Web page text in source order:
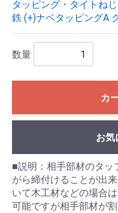
タッピング・タイトね
鉄 (+)ナベタッピングA
数量
カ
お気
■説明：相手部材のタッ
がら締付けることが出
いて木工材などの場合
可能ですが相手部材が